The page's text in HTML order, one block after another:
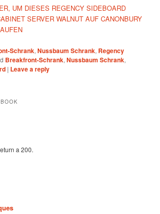
UM DIESES REGENCY SIDEBOARD
SERVER WALNUT AUF CANONBURY
Schrank,Nussbaum Schrank, Regency
Breakfront-Schrank,Nussbaum Schrank,
| Leave a reply
a 200.